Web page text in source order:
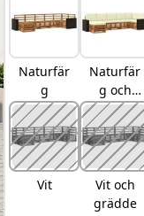
Naturfär
g
Naturfär
g och
gräddvit
Vit
Vit och
grädde